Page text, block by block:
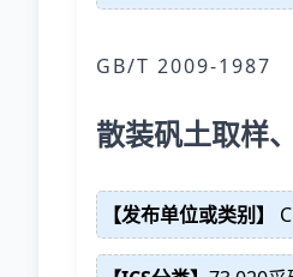
GB/T 2009-1987
散装矾土取样
【发布单位或类别】